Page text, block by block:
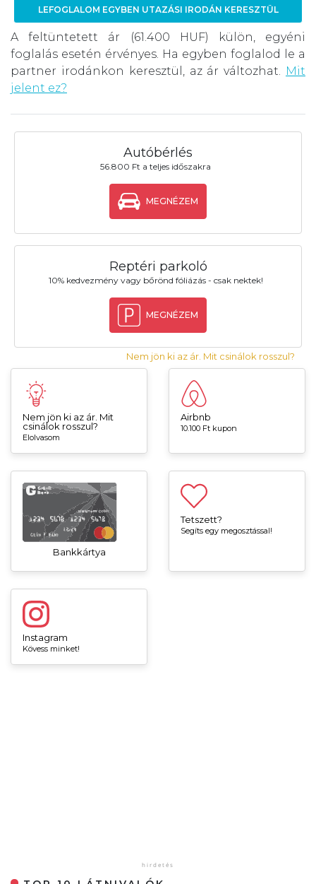
LEFOGLALOM EGYBEN UTAZÁSI IRODÁN KERESZTÜL
A feltüntetett ár (61.400 HUF) külön, egyéni
foglalás esetén érvényes. Ha egyben foglalod le a
partner irodánkon keresztül, az ár változhat.
Mit
jelent ez?
Autóbérlés
56.800 Ft a teljes időszakra
MEGNÉZEM
Reptéri parkoló
10% kedvezmény vagy bőrönd fóliázás - csak nektek!
MEGNÉZEM
Nem jön ki az ár. Mit csinálok rosszul?
Nem jön ki az ár. Mit
csinálok rosszul?
Elolvasom
Airbnb
10.100 Ft kupon
Bankkártya
Tetszett?
Segíts egy megosztással!
Instagram
Kövess minket!